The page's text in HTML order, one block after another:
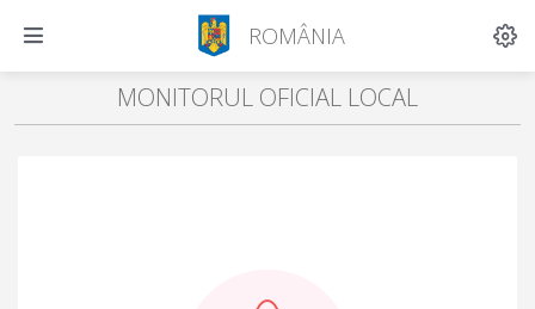
ROMÂNIA
MONITORUL OFICIAL LOCAL